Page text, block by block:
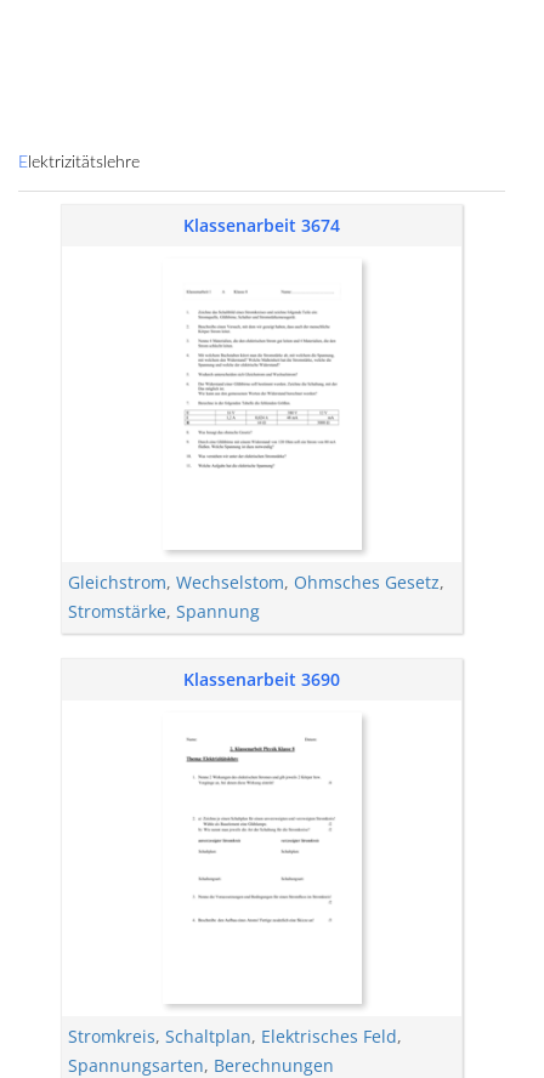
Elektrizitätslehre
Klassenarbeit 3674
Gleichstrom, Wechselstom, Ohmsches Gesetz,
Stromstärke, Spannung
Klassenarbeit 3690
Stromkreis, Schaltplan, Elektrisches Feld,
Spannungsarten, Berechnungen